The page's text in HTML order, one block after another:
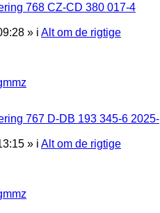
768 CZ-CD 380 017-4
» i Alt om de rigtige
767 D-DB 193 345-6 2025-
» i Alt om de rigtige